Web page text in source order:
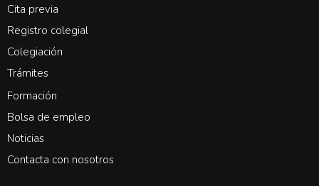
Cita previa
Registro colegial
Colegiación
Trámites
Formación
Bolsa de empleo
Noticias
Contacta con nosotros